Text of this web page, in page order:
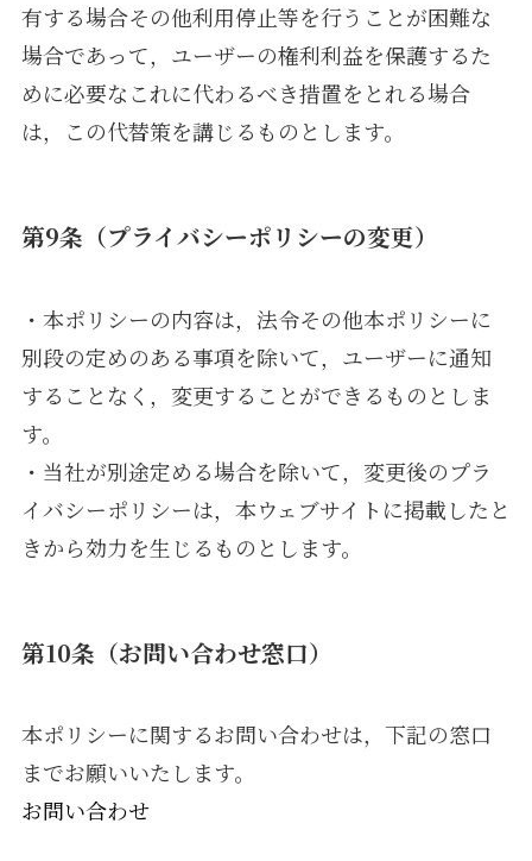
有する場合その他利用停止等を行うことが困難な
場合であって，ユーザーの権利利益を保護するた
めに必要なこれに代わるべき措置をとれる場合
は，この代替策を講じるものとします。
第9条（プライバシーポリシーの変更）
・本ポリシーの内容は，法令その他本ポリシーに
別段の定めのある事項を除いて，ユーザーに通知
することなく，変更することができるものとしま
す。
・当社が別途定める場合を除いて，変更後のプラ
イバシーポリシーは，本ウェブサイトに掲載したと
きから効力を生じるものとします。
第10条（お問い合わせ窓口）
本ポリシーに関するお問い合わせは，下記の窓口
までお願いいたします。
お問い合わせ